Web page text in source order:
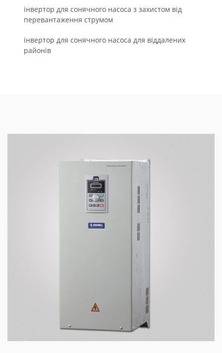
інвертор для сонячного насоса з захистом від
перевантаження струмом
інвертор для сонячного насоса для віддалених
районів